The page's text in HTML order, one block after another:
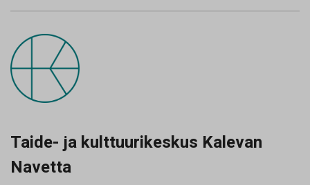
Taide- ja kulttuurikeskus Kalevan
Navetta